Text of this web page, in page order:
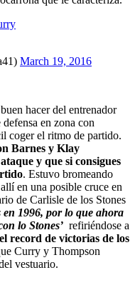
March 19, 2016
hacer del entrenador
en zona con
coger el ritmo de partido.
Barnes y Klay
y que si consigues
. Estuvo bromeando
en una posible cruce en
de Carlisle de los Stones
en 1996, por lo que ahora
lo Stones’ refiriéndose a
record de victorias de los
Curry y Thompson
vestuario.